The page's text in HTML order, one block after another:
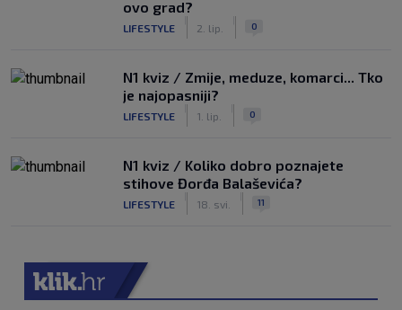
ovo grad?
LIFESTYLE 2. lip. 0
N1 kviz / Zmije, meduze, komarci... Tko
je najopasniji?
LIFESTYLE 1. lip. 0
N1 kviz / Koliko dobro poznajete
stihove Đorđa Balaševića?
LIFESTYLE 18. svi. 11